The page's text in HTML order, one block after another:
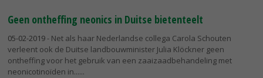
Geen ontheffing neonics in Duitse bietenteelt
05-02-2019- Net als haar Nederlandse collega Carola Schouten
verleent ook de Duitse landbouwminister Julia Klöckner geen
ontheffing voor het gebruik van een zaaizaadbehandeling met
neonicotinoïden in...